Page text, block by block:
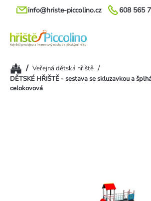
Přejít
608 565
info@hriste-piccolino.cz
Domů/ Veřejná dětská hřiště /
DĚTSKÉ HŘIŠTĚ - sestava se skluzavkou a
celokovová